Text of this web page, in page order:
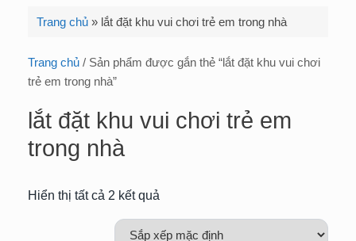
Trang chủ » lắt đặt khu vui chơi trẻ em trong nhà
Trang chủ / Sản phẩm được gắn thẻ “lắt đặt khu vui chơi
trẻ em trong nhà”
lắt đặt khu vui chơi trẻ em
trong nhà
Hiển thị tất cả 2 kết quả